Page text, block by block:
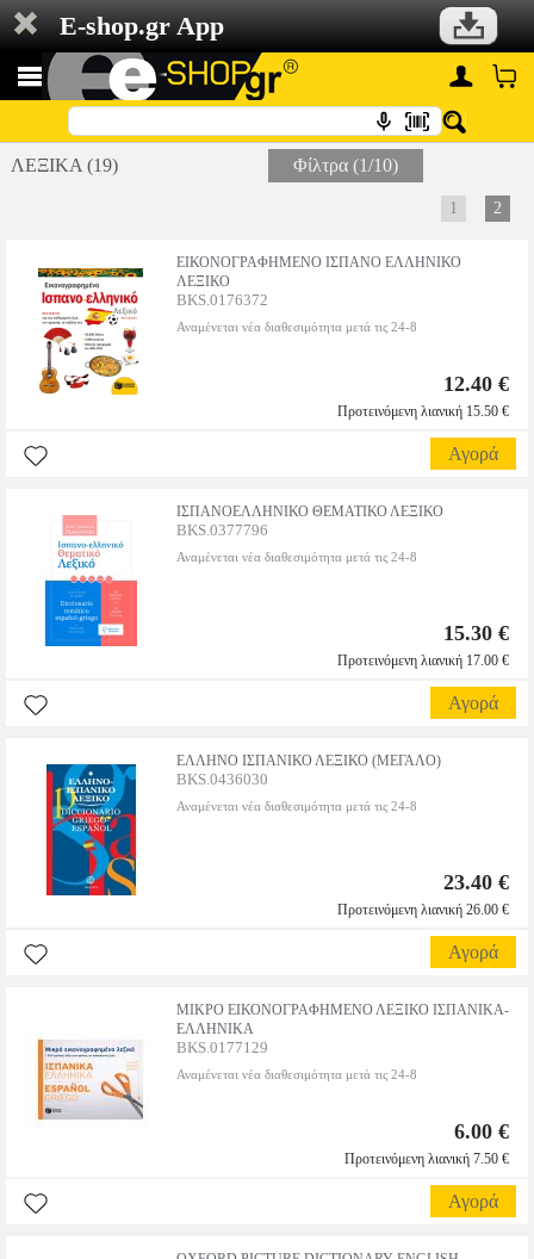
E-shop.gr App
ΛΕΞΙΚΑ (19) Φίλτρα (1/10)
1 2
ΕΙΚΟΝΟΓΡΑΦΗΜΕΝΟ ΙΣΠΑΝΟ ΕΛΛΗΝΙΚΟ
ΛΕΞΙΚΟ
BKS.0176372
Αναμένεται νέα διαθεσιμότητα μετά τις 24-8
12.40 €
Προτεινόμενη λιανική 15.50 €
Αγορά
ΙΣΠΑΝΟΕΛΛΗΝΙΚΟ ΘΕΜΑΤΙΚΟ ΛΕΞΙΚΟ
BKS.0377796
Αναμένεται νέα διαθεσιμότητα μετά τις 24-8
15.30 €
Προτεινόμενη λιανική 17.00 €
Αγορά
ΕΛΛΗΝΟ ΙΣΠΑΝΙΚΟ ΛΕΞΙΚΟ (ΜΕΓΑΛΟ)
BKS.0436030
Αναμένεται νέα διαθεσιμότητα μετά τις 24-8
23.40 €
Προτεινόμενη λιανική 26.00 €
Αγορά
ΜΙΚΡΟ ΕΙΚΟΝΟΓΡΑΦΗΜΕΝΟ ΛΕΞΙΚΟ ΙΣΠΑΝΙΚΑ-
ΕΛΛΗΝΙΚΑ
BKS.0177129
Αναμένεται νέα διαθεσιμότητα μετά τις 24-8
6.00 €
Προτεινόμενη λιανική 7.50 €
Αγορά